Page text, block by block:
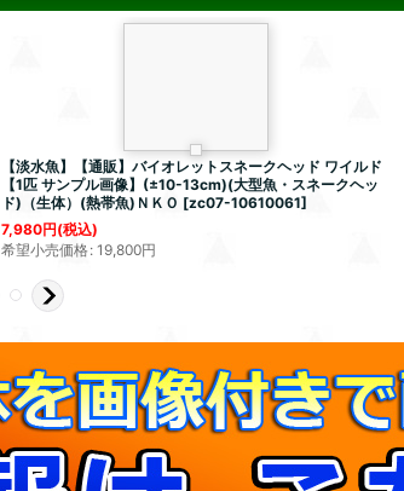
【淡水魚】【通販】バイオレットスネークヘッド ワイルド
【1匹 サンプル画像】(±10-13cm)(大型魚・スネークヘッ
ド)（生体）(熱帯魚)ＮＫＯ [zc07-10610061]
7,980円(税込)
希望小売価格: 19,800円